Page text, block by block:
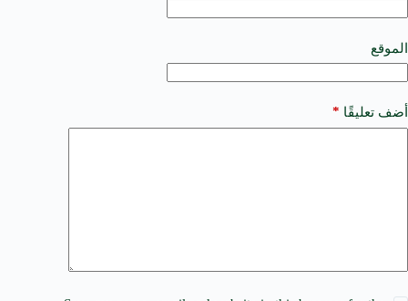
الموقع
أضف تعليقًا *
i
e
: